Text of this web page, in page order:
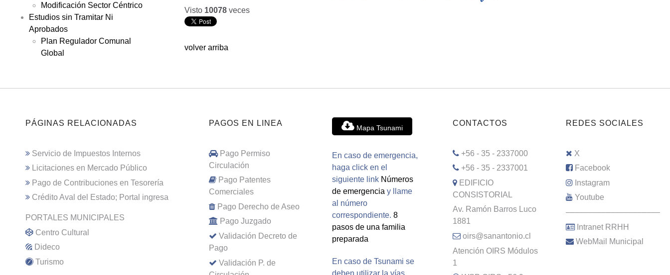
Modificación Sector Céntrico
Estudios sin Tramitar Ni
Aprobados
Plan Regulador Comunal
Global
Visto 10078 veces
volver arriba
PÁGINAS RELACIONADAS
Servicio de Impuestos Internos
Licitaciones en Mercado Público
Pago de Contribuciones en Tesorería
Crédito Aval del Estado; Portal ingresa
PORTALES MUNICIPALES
Centro Cultural
Dideco
Turismo
PAGOS EN LINEA
Pago Permiso
Circulación
Pago Patentes
Comerciales
Pago Derecho de Aseo
Pago Juzgado
Validación Decreto de
Pago
Validación P. de
Mapa Tsunami
En caso de emergencia,
haga click en el
siguiente link Números
de emergencia y llame
al número
correspondiente. 8
pasos de una familia
preparada
En caso de Tsunami se
deben utilizar la vías
CONTACTOS
+56 - 35 - 2337000
+56 - 35 - 2337001
EDIFICIO
CONSISTORIAL
Av. Ramón Barros Luco
1881
oirs@sanantonio.cl
Atención OIRS Módulos
1
REDES SOCIALES
X
Facebook
Instagram
Youtube
–––––––––––––––––––––
Intranet RRHH
WebMail Municipal